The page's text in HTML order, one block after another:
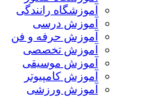
آموزشگاه رانندگی
آموزش درسی
آموزش حرفه و فن
آموزش تخصصی
آموزش موسیقی
آموزش کامپیوتر
آموزش ورزشی